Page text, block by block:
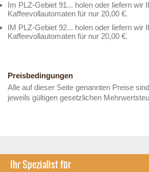
Im PLZ-Gebiet 91... holen oder liefern wir
Kaffeevollautomaten für nur 20,00 €.
IM PLZ-Gebiet 92... holen oder liefern wir
Kaffeevollautomaten für nur 20,00 €.
Preisbedingungen
Alle auf dieser Seite genannten Preise
jeweils gültigen gesetzlichen
Ihr Spezialist für